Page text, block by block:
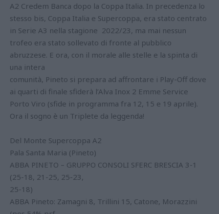
A2 Credem Banca dopo la Coppa Italia. In precedenza lo
stesso bis, Coppa Italia e Supercoppa, era stato centrato
in Serie A3 nella stagione 2022/23, ma mai nessun
trofeo era stato sollevato di fronte al pubblico
abruzzese. E ora, con il morale alle stelle e la spinta di
una intera
comunità, Pineto si prepara ad affrontare i Play-Off dove
ai quarti di finale sfiderà l’Alva Inox 2 Emme Service
Porto Viro (sfide in programma fra 12, 15 e 19 aprile).
Ora il sogno è un Triplete da leggenda!
Del Monte Supercoppa A2
Pala Santa Maria (Pineto)
ABBA PINETO – GRUPPO CONSOLI SFERC BRESCIA 3-1
(25-18, 21-25, 25-23,
25-18)
ABBA Pineto: Zamagni 8, Trillini 15, Catone, Morazzini